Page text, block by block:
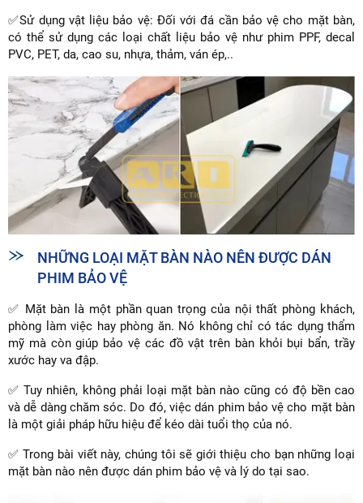
✅Sử dụng vật liệu bảo vệ: Đối với đá cần bảo vệ cho mặt bàn,
có thể sử dụng các loại chất liệu bảo vệ như phim PPF, decal
PVC, PET, da, cao su, nhựa, thảm, ván ép,..
NHỮNG LOẠI MẶT BÀN NÀO NÊN ĐƯỢC DÁN
PHIM BẢO VỆ
✅ Mặt bàn là một phần quan trọng của nội thất phòng khách,
phòng làm việc hay phòng ăn. Nó không chỉ có tác dụng thẩm
mỹ mà còn giúp bảo vệ các đồ vật trên bàn khỏi bụi bẩn, trầy
xước hay va đập.
✅ Tuy nhiên, không phải loại mặt bàn nào cũng có độ bền cao
và dễ dàng chăm sóc. Do đó, việc dán phim bảo vệ cho mặt bàn
là một giải pháp hữu hiệu để kéo dài tuổi thọ của nó.
✅ Trong bài viết này, chúng tôi sẽ giới thiệu cho bạn những loại
mặt bàn nào nên được dán phim bảo vệ và lý do tại sao.